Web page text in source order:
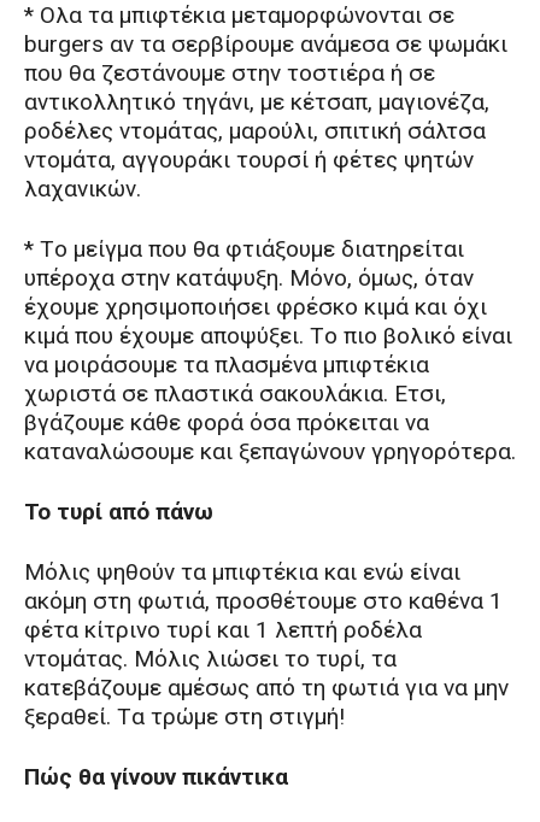
* Oλα τα μπιφτέκια μεταμορφώνονται σε
burgers αν τα σερβίρουμε ανάμεσα σε ψωμάκι
που θα ζεστάνουμε στην τοστιέρα ή σε
αντικολλητικό τηγάνι, με κέτσαπ, μαγιονέζα,
ροδέλες ντομάτας, μαρούλι, σπιτική σάλτσα
ντομάτα, αγγουράκι τουρσί ή φέτες ψητών
λαχανικών.
* Tο μείγμα που θα φτιάξουμε διατηρείται
υπέροχα στην κατάψυξη. Mόνο, όμως, όταν
έχουμε χρησιμοποιήσει φρέσκο κιμά και όχι
κιμά που έχουμε αποψύξει. Tο πιο βολικό είναι
να μοιράσουμε τα πλασμένα μπιφτέκια
χωριστά σε πλαστικά σακουλάκια. Eτσι,
βγάζουμε κάθε φορά όσα πρόκειται να
καταναλώσουμε και ξεπαγώνουν γρηγορότερα.
Το τυρί από πάνω
Mόλις ψηθούν τα μπιφτέκια και ενώ είναι
ακόμη στη φωτιά, προσθέτουμε στο καθένα 1
φέτα κίτρινο τυρί και 1 λεπτή ροδέλα
ντομάτας. Mόλις λιώσει το τυρί, τα
κατεβάζουμε αμέσως από τη φωτιά για να μην
ξεραθεί. Tα τρώμε στη στιγμή!
Πώς θα γίνουν πικάντικα